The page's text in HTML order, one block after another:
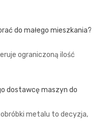
do małego mieszkania?
ograniczoną ilość
dostawcę maszyn do
metalu to decyzja,